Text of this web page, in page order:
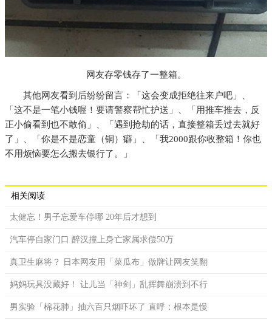
网友存零钱存了一整箱。
其他网友看到后纷纷留言：「这会变成拒绝往来户吧」、
「这不是一笔小钱喔！要请警察帮忙护送」、「用推车推去，反
正小偷看到也不敢偷」、「遇到抢劫的话，直接整箱丢过去就好
了」、「你是不是恋童（铜）癖」、「我2000跟你收整箱！你也
不用烦恼要怎么搬去银行了。」
相关阅读
太健忘！男子忘爱车停哪 20年后才想到
汽车停自家门口 醉汉撞上身亡家属求偿50万
真卫生麻将？ 日本网友用「菜瓜布」做牌让网友笑翻
妈妈玩具没藏好！ 让儿当「神剑」乱挥舞崩溃到不行
男实验「棉花肺」抽六百只烟吓坏了 直呼：根本是慢